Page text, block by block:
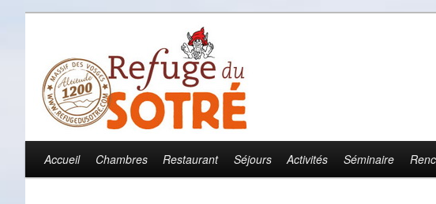
Menu principal
Aller au contenu principal
Aller au contenu secondaire
Accueil Chambres Restaurant Séjours Activités Séminaire